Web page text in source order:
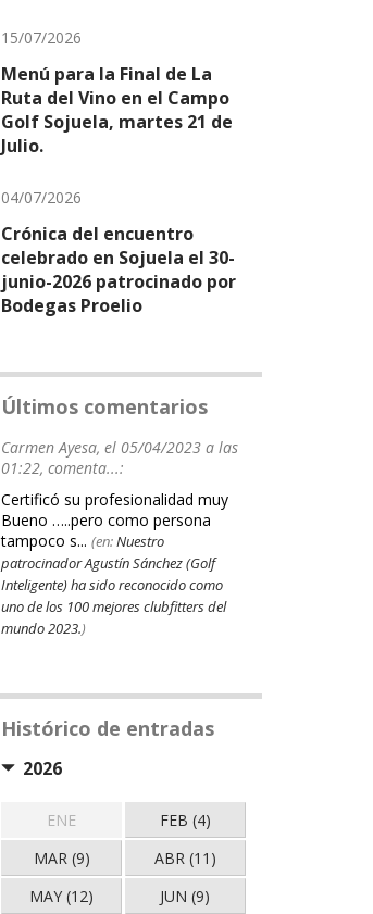
15/07/2026
Menú para la Final de La
Ruta del Vino en el Campo
Golf Sojuela, martes 21 de
Julio.
04/07/2026
Crónica del encuentro
celebrado en Sojuela el 30-
junio-2026 patrocinado por
Bodegas Proelio
Últimos comentarios
Carmen Ayesa, el 05/04/2023 a las
01:22, comenta...:
Certificó su profesionalidad muy
Bueno …..pero como persona
tampoco s... (en:Nuestro
patrocinador Agustín Sánchez (Golf
Inteligente) ha sido reconocido como
uno de los 100 mejores clubfitters del
mundo 2023.)
Histórico de entradas
2026
ENE
FEB (4)
MAR (9)
ABR (11)
MAY (12)
JUN (9)